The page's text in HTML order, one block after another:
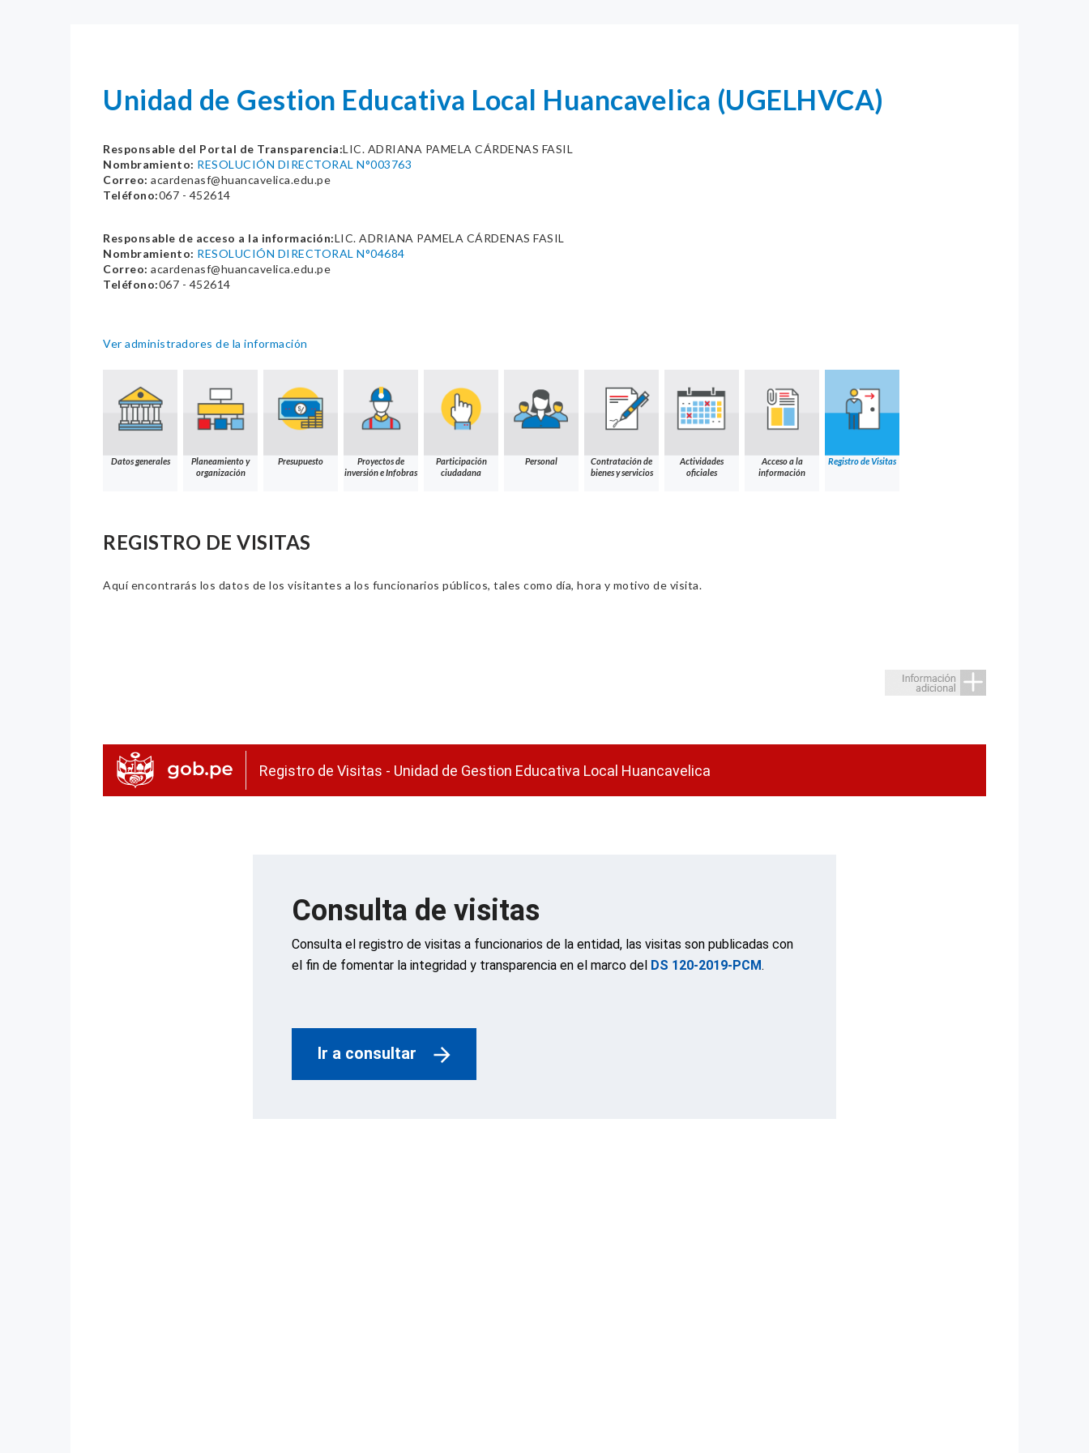
Unidad de Gestion Educativa Local Huancavelica (UGELHVCA)
Responsable del Portal de Transparencia:LIC. ADRIANA PAMELA CÁRDENAS FASIL
Nombramiento: RESOLUCIÓN DIRECTORAL N°003763
Correo: acardenasf@huancavelica.edu.pe
Teléfono:067 - 452614
Responsable de acceso a la información:LIC. ADRIANA PAMELA CÁRDENAS FASIL
Nombramiento: RESOLUCIÓN DIRECTORAL N°04684
Correo: acardenasf@huancavelica.edu.pe
Teléfono:067 - 452614
Ver administradores de la información
Datos generales
Planeamiento y
organización
Presupuesto
Proyectos de
inversión e Infobras
Participación
ciudadana
Personal
Contratación de
bienes y servicios
Actividades
oficiales
Acceso a la
información
Registro de Visitas
REGISTRO DE VISITAS
Aquí encontrarás los datos de los visitantes a los funcionarios públicos, tales como día, hora y motivo de visita.